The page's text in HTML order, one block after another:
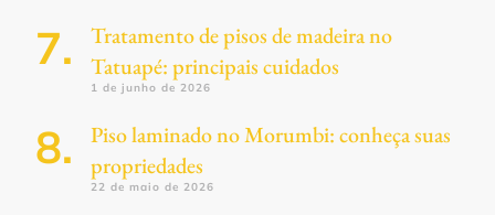
Tratamento de pisos de madeira no
Tatuapé: principais cuidados
1 de junho de 2026
Piso laminado no Morumbi: conheça suas
propriedades
22 de maio de 2026